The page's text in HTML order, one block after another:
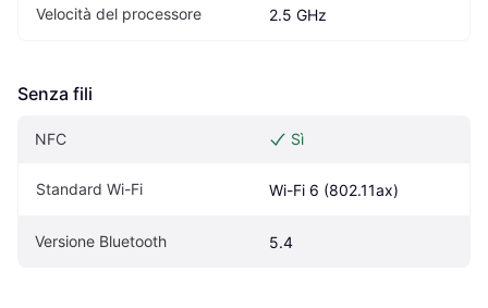
Velocità del processore 2.5 GHz
Senza fili
NFC Sì
Standard Wi-Fi Wi-Fi 6 (802.11ax)
Versione Bluetooth 5.4